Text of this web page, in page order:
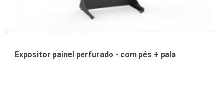
Expositor painel perfurado - com pés + pala